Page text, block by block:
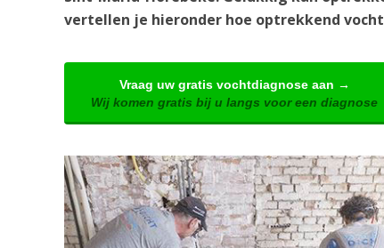
vertellen je hieronder hoe optrekkend
Vraag uw gratis vochtdiagnose aan →
Wij komen gratis bij u langs voor een diagnose